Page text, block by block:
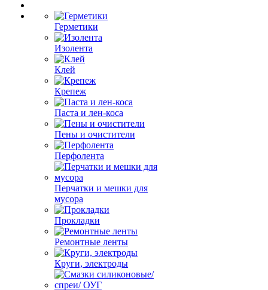
Герметики
Изолента
Клей
Крепеж
Паста и лен-коса
Пены и очистители
Перфолента
Перчатки и мешки для
мусора
Прокладки
Ремонтные ленты
Круги, электроды